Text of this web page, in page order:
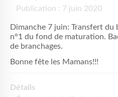
Publication : 7 juin 2020
Dimanche 7 juin: Transfert du
n°1 du fond de maturation.
de branchages.
Bonne fête les Mamans!!!
Détails